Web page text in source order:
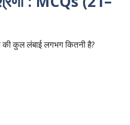
की कुल लंबाई लगभग कितनी है?